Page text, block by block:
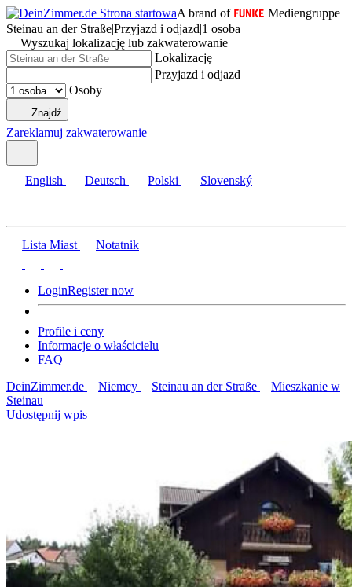
A brand of
Mediengruppe
Steinau an der Straße|Przyjazd i odjazd|1 osoba
Wyszukaj lokalizację lub zakwaterowanie
Lokalizację
Przyjazd i odjazd
Osoby
Znajdź
Zareklamuj zakwaterowanie
English Deutsch Polski Slovenský
Lista Miast Notatnik
LoginRegister now
Profile i ceny
Informacje o właścicielu
FAQ
DeinZimmer.de
Niemcy Steinau an der Straße
Mieszkanie w
Steinau
Udostępnij wpis